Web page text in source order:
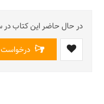
در حال حاضر این کتاب
درخواست